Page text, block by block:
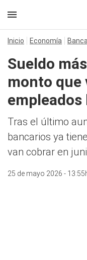
Inicio Economía
Sueldo
monto que
Tras el último
bancarios ya
van cobrar en
25 de mayo 2026 -